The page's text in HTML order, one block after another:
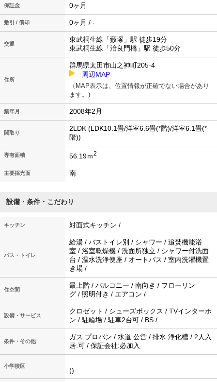
保証金 0ヶ月
敷引 / 償却 0ヶ月 / -
交通
東武桐生線「藪塚」駅 徒歩19分
東武桐生線「治良門橋」駅 徒歩50分
住所
群馬県太田市山之神町205-4
周辺MAP
（MAP表示は、位置情報が正確でない場合があり
ます。)
築年月 2008年2月
間取り
2LDK (LDK10.1畳/洋室6.6畳(*階)/洋室6.1畳(*
階))
専有面積 56.19ｍ2
主要採光面 南
設備・条件・こだわり
キッチン 対面式キッチン /
バス・トイレ
給湯 / バストイレ別 / シャワー / 追焚機能浴
室 / 浴室乾燥機 / 洗面所独立 / シャワー付洗面
台 / 温水洗浄便座 / オートバス / 室内洗濯機置
き場 /
住空間
最上階 / バルコニー / 南向き / フローリン
グ / 照明付き / エアコン /
設備・サービス
クロゼット / シューズボックス / TVインターホ
ン / 駐輪場 / 駐車2台可 / BS /
条件・その他
ガス:プロパン / 水道:公営 / 排水:浄化槽 / 2人入
居:可 / 保証会社:必加入
小学校区
()